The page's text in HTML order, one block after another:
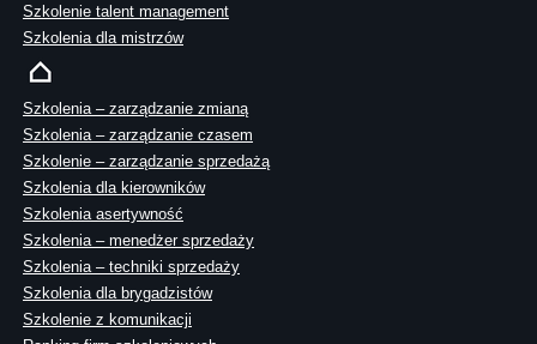
Szkolenie talent management
Szkolenia dla mistrzów
Szkolenia – zarządzanie zmianą
Szkolenia – zarządzanie czasem
Szkolenie – zarządzanie sprzedażą
Szkolenia dla kierowników
Szkolenia asertywność
Szkolenia – menedżer sprzedaży
Szkolenia – techniki sprzedaży
Szkolenia dla brygadzistów
Szkolenie z komunikacji